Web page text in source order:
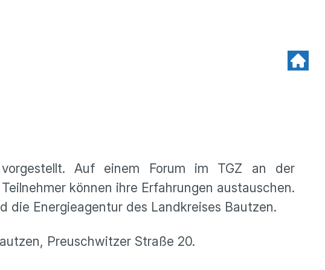
Auf einem Forum im TGZ an der
können ihre Erfahrungen austauschen.
die Energieagentur des Landkreises Bautzen.
Preuschwitzer Straße 20.